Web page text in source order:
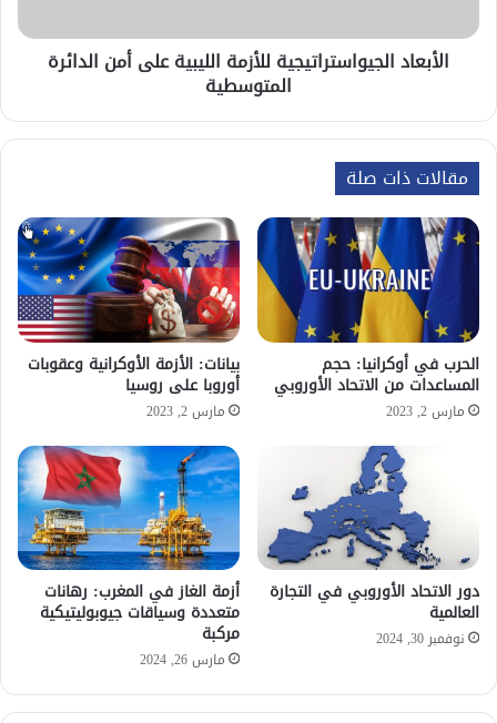
الأبعاد الجيواستراتيجية للأزمة الليبية على أمن الدائرة
المتوسطية
مقالات ذات صلة
الحرب في أوكرانيا: حجم
المساعدات من الاتحاد الأوروبي
مارس 2, 2023
بيانات: الأزمة الأوكرانية وعقوبات
أوروبا على روسيا
مارس 2, 2023
دور الاتحاد الأوروبي في التجارة
العالمية
نوفمبر 30, 2024
أزمة الغاز في المغرب: رهانات
متعددة وسياقات جيوبوليتيكية
مركبة
مارس 26, 2024